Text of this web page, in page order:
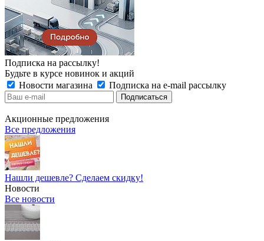
Подписка на рассылку!
Будьте в курсе новинок и акций
Новости магазина
Подписка на e-mail рассылку
Акционные предложения
Все предложения
Нашли дешевле? Сделаем скидку!
Новости
Все новости